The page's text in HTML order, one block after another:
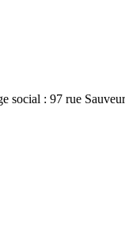
social : 97 rue